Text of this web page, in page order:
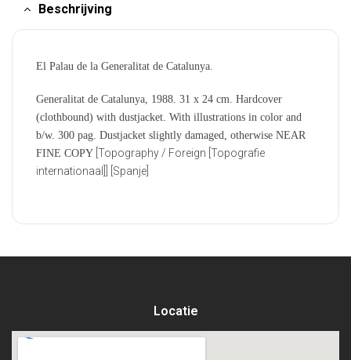
Beschrijving
El Palau de la Generalitat de Catalunya.
Generalitat de Catalunya, 1988. 31 x 24 cm. Hardcover
(clothbound) with dustjacket. With illustrations in color and
b/w. 300 pag. Dustjacket slightly damaged, otherwise NEAR
FINE COPY [Topography / Foreign [Topografie
internationaal]] [Spanje]
Locatie